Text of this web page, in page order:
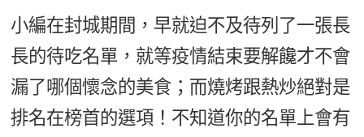
小編在封城期間，早就迫不及待列了一張長
長的待吃名單，就等疫情結束要解饞才不會
漏了哪個懷念的美食；而燒烤跟熱炒絕對是
排名在榜首的選項！不知道你的名單上會有